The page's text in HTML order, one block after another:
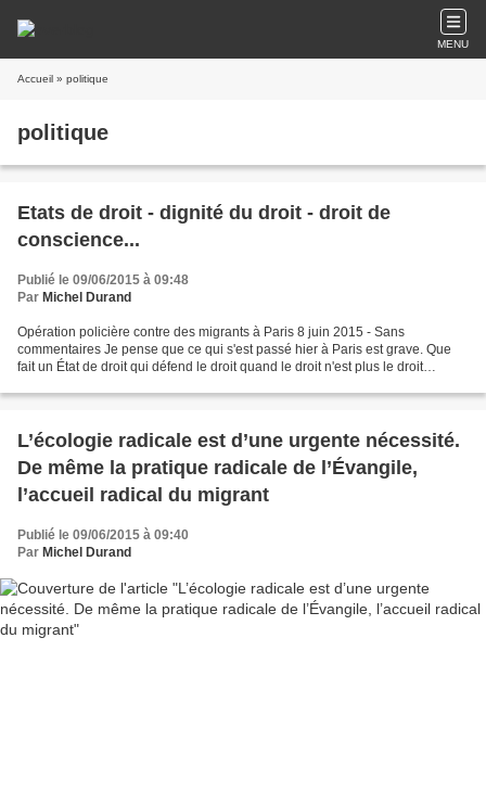
MENU
Accueil » politique
politique
Etats de droit - dignité du droit - droit de
conscience...
Publié le 09/06/2015 à 09:48
Par Michel Durand
Opération policière contre des migrants à Paris 8 juin 2015 - Sans
commentaires Je pense que ce qui s'est passé hier à Paris est grave. Que
fait un État de droit qui défend le droit quand le droit n'est plus le droit
L’écologie radicale est d’une urgente nécessité.
De même la pratique radicale de l’Évangile,
l’accueil radical du migrant
Publié le 09/06/2015 à 09:40
Par Michel Durand